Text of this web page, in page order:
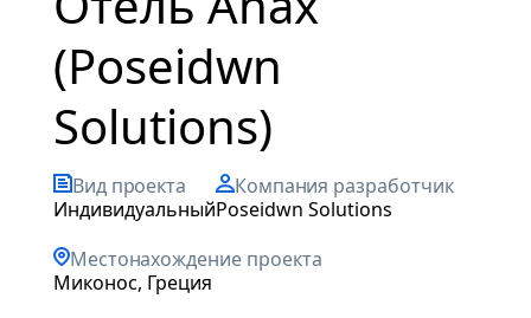
(Poseidwn
Solutions)
Вид проекта
индивидуальный
Компания разработчик
Poseidwn Solutions
Местонахождение проекта
Миконос, Греция